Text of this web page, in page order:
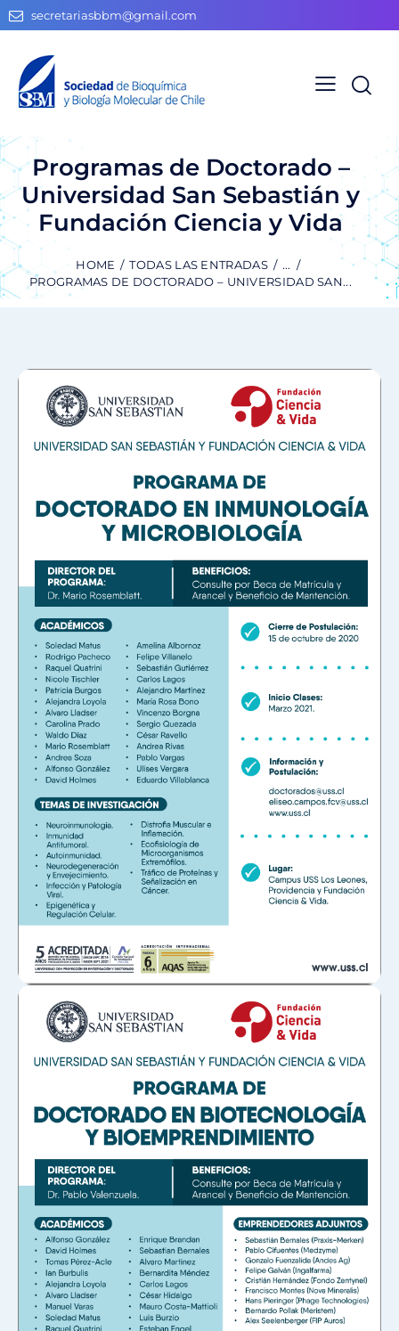
secretariasbbm@gmail.com
Programas de Doctorado –
Universidad San Sebastián y
Fundación Ciencia y Vida
HOME TODAS LAS ENTRADAS
...
PROGRAMAS DE DOCTORADO – UNIVERSIDAD SAN...